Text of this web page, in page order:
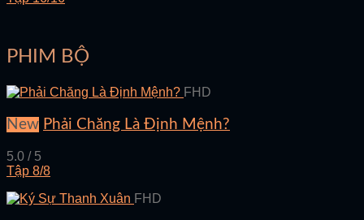
PHIM BỘ
FHD
New Phải Chăng Là Định Mệnh?
5.0 / 5
Tập 8/8
FHD